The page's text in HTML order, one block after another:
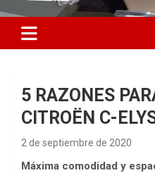
Tour Motor
Plataforma de contenido
5 RAZONES
CITROËN C-
2 de septiembre de 2020
Máxima comodidad y